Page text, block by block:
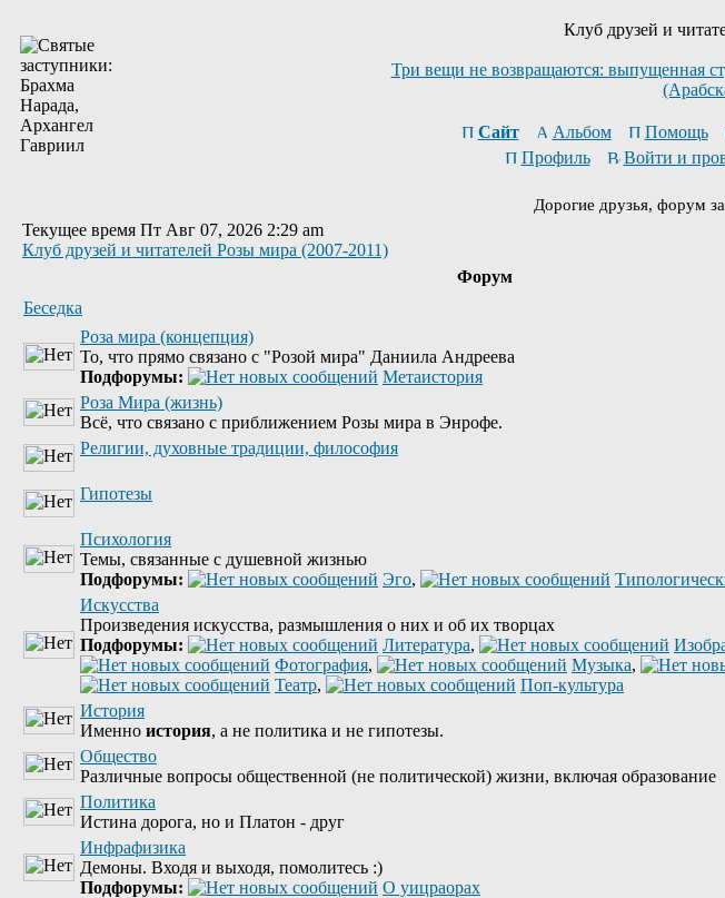
Клуб друзей и
Три вещи не возвращаются: выпущенная
Сайт Альбом Помощь
Профиль
Войти и
Дорогие друзья, форум
Текущее время Пт Авг 07, 2026 2:29 am
Клуб друзей и читателей Розы мира (2007-2011)
Форум
Беседка
Роза мира (концепция)
То, что прямо связано с "Розой мира" Даниила Андреева
Подфорумы:
Метаистория
Роза Мира (жизнь)
Всё, что связано с приближением Розы мира в Энрофе.
Религии, духовные традиции, философия
Гипотезы
Психология
Темы, связанные с душевной жизнью
Подфорумы:
Эго,
Искусства
Произведения искусства, размышления о них и об их творцах
Подфорумы:
Литература,
Фотография, Музыка,
Театр, Поп-культура
История
Именно история, а не политика и не гипотезы.
Общество
Различные вопросы общественной (не политической) жизни, включая образование
Политика
Истина дорога, но и Платон - друг
Инфрафизика
Демоны. Входя и выходя, помолитесь :)
Подфорумы:
О уицраорах